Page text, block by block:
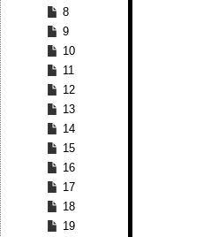
8
9
10
11
12
13
14
15
16
17
18
19